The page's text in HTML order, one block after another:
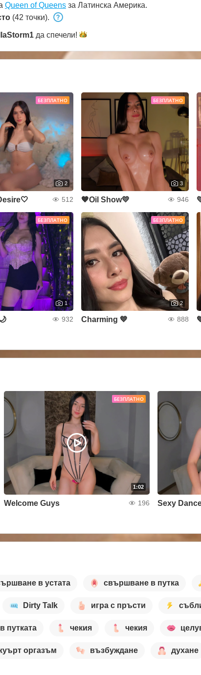
Queen of Queens за Латинска Америка.
(42 точки).
да спечели!
БЕЗПЛАТНО
2
512
БЕЗПЛАТНО
3
🧡Oil Show💛 946
БЕЗПЛАТНО
1
932
БЕЗПЛАТНО
2
Charming 💙 888
БЕЗПЛАТНО
1:02
Welcome Guys 196 Sexy
в устата свършване в путка
Dirty Talk игра с пръсти
путката чекия чекия
оргазъм възбуждане духане